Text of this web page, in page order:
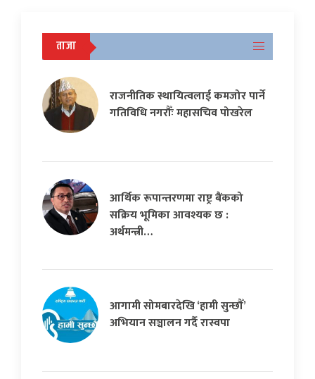
ताजा
राजनीतिक स्थायित्वलाई कमजोर पार्ने
गतिविधि नगरौँः महासचिव पोखरेल
आर्थिक रूपान्तरणमा राष्ट्र बैंकको
सक्रिय भूमिका आवश्यक छ :
अर्थमन्त्री…
आगामी सोमबारदेखि ‘हामी सुन्छौँ’
अभियान सञ्चालन गर्दै रास्वपा